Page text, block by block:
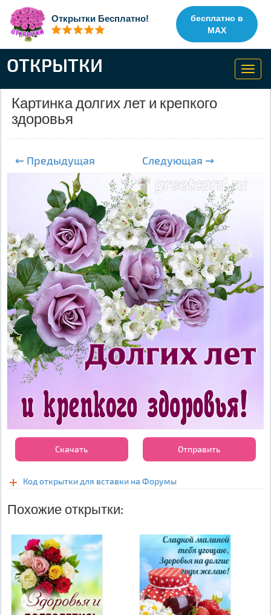
Открытки Бесплатно!
бесплатно в
MAX
ОТКРЫТКИ
Картинка долгих лет и крепкого
здоровья
⇜ Предыдущая Следующая ⇝
Скачать Отправить
Код открытки для вставки на Форумы
Похожие открытки: